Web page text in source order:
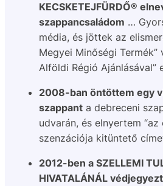
KECSKETEJFÜRDŐ®
szappancsaládom …
média, és jöttek az
Megyei Minőségi Termék”
Alföldi Régió Ajánlásával”
2008-ban öntöttem egy
szappant a debreceni
udvarán, és elnyertem “az
szenzációja kitüntető
2012-ben a SZELLEMI
HIVATALÁNÁL